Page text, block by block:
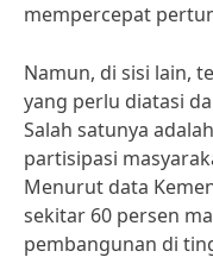
mempercepat
Namun, di sisi lain,
yang perlu diatasi
Salah satunya
partisipasi
Menurut data
sekitar 60 persen
pembangunan di